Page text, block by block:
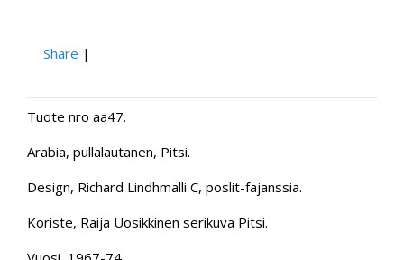
Share |
Tuote nro aa47.
Arabia, pullalautanen, Pitsi.
Design, Richard Lindhmalli C, poslit-fajanssia.
Koriste, Raija Uosikkinen serikuva Pitsi.